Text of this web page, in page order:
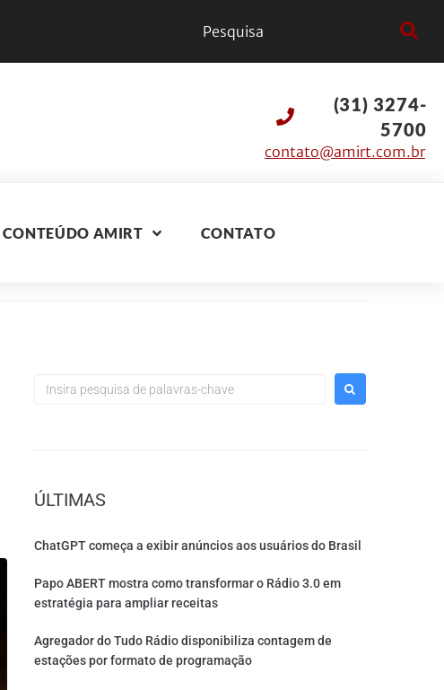
(31) 3274-
5700
contato@amirt.com.br
CONTEÚDO AMIRT CONTATO
ÚLTIMAS
ChatGPT começa a exibir anúncios aos usuários do Brasil
Papo ABERT mostra como transformar o Rádio 3.0 em
estratégia para ampliar receitas
Agregador do Tudo Rádio disponibiliza contagem de
estações por formato de programação